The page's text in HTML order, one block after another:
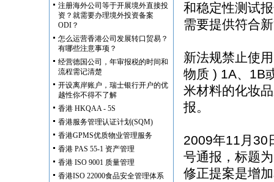
注册海外公司等于开展境外直接投
资？就需要办理境外投资备案
ODI？
怎么运营香港公司发展转口贸易？
有哪些注意事项？
经营德国公司，年审报税的时间和
流程需记清楚
开设离岸账户，瑞士银行开户的优
越性你不得不了解
香港 HKQAA - 5S
香港服务管理认证计划(SQM)
香港GPMS优质物业管理服务
香港 PAS 55-1 资产管理
香港 ISO 9001 质量管理
香港ISO 22000食品安全管理体系
和稳定性测试
需要提供符合
新法规禁止使
物质 ) 1A、1B
米材料的化妆
报。
2009年11月30
号通报，标题
修正提案是增